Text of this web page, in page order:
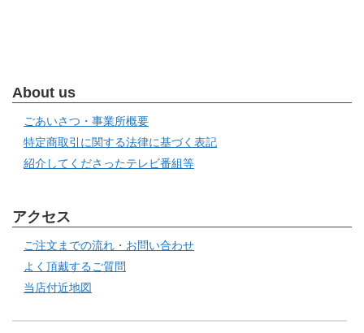
About us
ごあいさつ・事業所概要
特定商取引に関する法律に基づく表記
紹介してくださったテレビ番組等
アクセス
ご注文までの流れ・お問い合わせ
よく頂戴するご質問
当店付近地図